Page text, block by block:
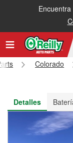
Recibe tu orden
Colorado
Detalles